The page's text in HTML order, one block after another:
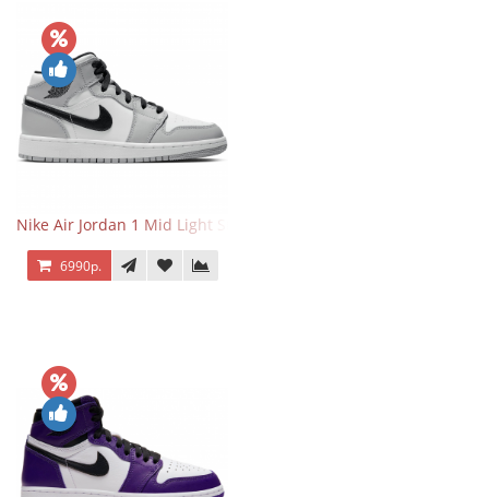
Nike Air Jordan 1 Mid Light Smoke Grey
6990р.